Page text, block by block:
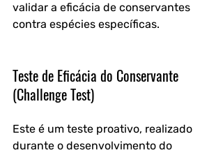
validar a eficácia de conservantes
contra espécies específicas.
Teste de Eficácia do Conservante
(Challenge Test)
Este é um teste proativo, realizado
durante o desenvolvimento do